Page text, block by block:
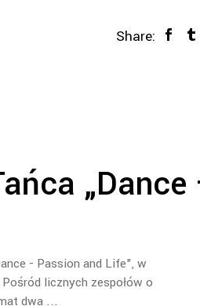
Share:
„Dance
- Passion and Life", w
licznych zespołów o
dwa